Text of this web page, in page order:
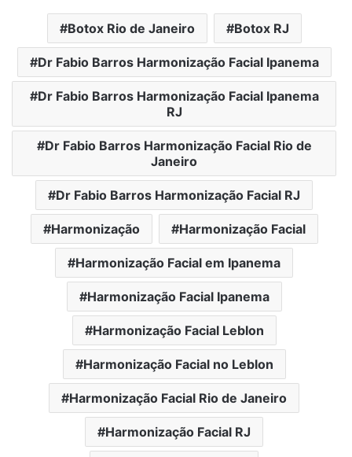
Botox Rio de Janeiro Botox RJ
Dr Fabio Barros Harmonização Facial Ipanema
Dr Fabio Barros Harmonização Facial Ipanema
RJ
Dr Fabio Barros Harmonização Facial Rio de
Janeiro
Dr Fabio Barros Harmonização Facial RJ
Harmonização Harmonização Facial
Harmonização Facial em Ipanema
Harmonização Facial Ipanema
Harmonização Facial Leblon
Harmonização Facial no Leblon
Harmonização Facial Rio de Janeiro
Harmonização Facial RJ